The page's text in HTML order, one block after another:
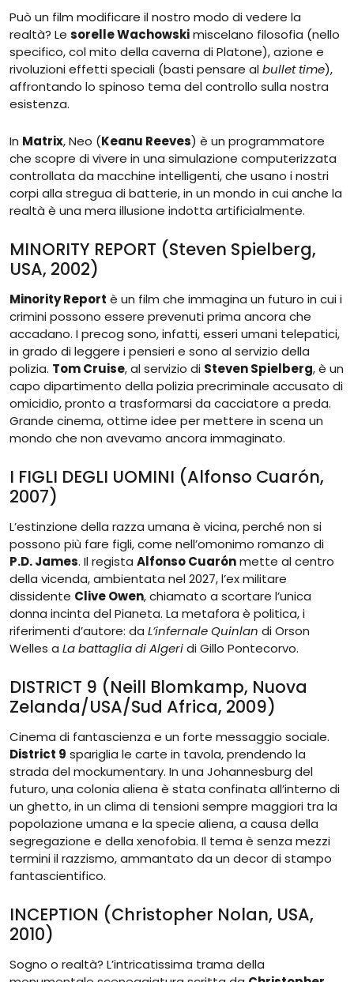
Può un film modificare il nostro modo di vedere la
realtà? Le sorelle Wachowskimiscelano filosofia (nello
specifico, col mito della caverna di Platone), azione e
rivoluzioni effetti speciali (basti pensare albullet time),
affrontando lo spinoso tema del controllo sulla nostra
esistenza.
In Matrix, Neo (Keanu Reeves) è un programmatore
che scopre di vivere in una simulazione computerizzata
controllata da macchine intelligenti, che usano i nostri
corpi alla stregua di batterie, in un mondo in cui anche la
realtà è una mera illusione indotta artificialmente.
MINORITY REPORT (Steven Spielberg,
USA, 2002)
Minority Report è un film che immagina un futuro in cui i
crimini possono essere prevenuti prima ancora che
accadano. I precog sono, infatti, esseri umani telepatici,
in grado di leggere i pensieri e sono al servizio della
polizia. Tom Cruise, al servizio di Steven Spielberg, è un
capo dipartimento della polizia precriminale accusato di
omicidio, pronto a trasformarsi da cacciatore a preda.
Grande cinema, ottime idee per mettere in scena un
mondo che non avevamo ancora immaginato.
I FIGLI DEGLI UOMINI (Alfonso Cuarón,
2007)
L’estinzione della razza umana è vicina, perché non si
possono più fare figli, come nell’omonimo romanzo di
P.D. James. Il regista Alfonso Cuarónmette al centro
della vicenda, ambientata nel 2027, l’ex militare
dissidente Clive Owen, chiamato a scortare l’unica
donna incinta del Pianeta. La metafora è politica, i
riferimenti d’autore: da L’infernale Quinlan di Orson
Welles a La battaglia di Algeridi Gillo Pontecorvo.
DISTRICT 9 (Neill Blomkamp, Nuova
Zelanda/USA/Sud Africa, 2009)
Cinema di fantascienza e un forte messaggio sociale.
District 9 spariglia le carte in tavola, prendendo la
strada del mockumentary. In una Johannesburg del
futuro, una colonia aliena è stata confinata all’interno di
un ghetto, in un clima di tensioni sempre maggiori tra la
popolazione umana e la specie aliena, a causa della
segregazione e della xenofobia. Il tema è senza mezzi
termini il razzismo, ammantato da un decor di stampo
fantascientifico.
INCEPTION (Christopher Nolan, USA,
2010)
Sogno o realtà? L’intricatissima trama della